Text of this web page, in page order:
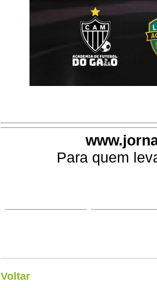
Para quem
Voltar